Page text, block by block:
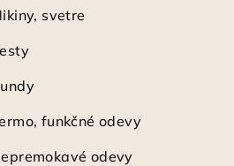
svetre
funkčné odevy
odevy